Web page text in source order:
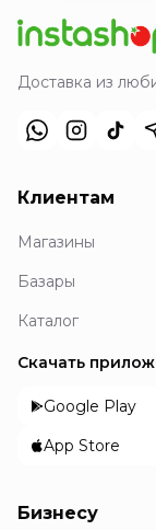
Доставка из
Клиентам
Магазины
Базары
Каталог
Скачать
Google Play
App Store
Бизнесу